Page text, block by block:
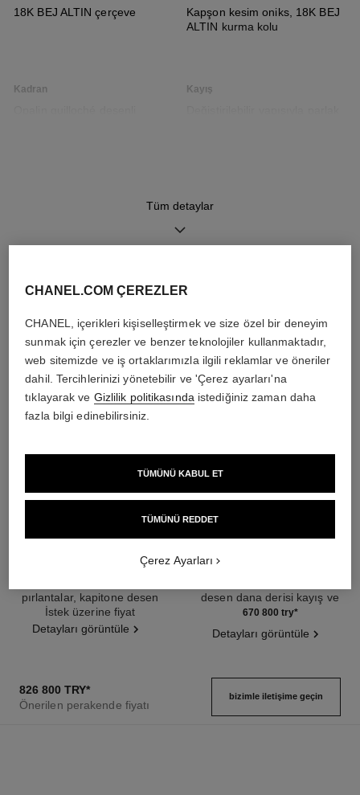
18K BEJ ALTIN çerçeve
Kapşon kesim oniks, 18K BEJ
ALTIN kurma kolu
Kadran Kayış
Özellikler
Bakım talimatları
Tüm detaylar
DAHA FAZLASINI KEŞFET
pırlantalar, kapitone desen
dana derisi kayış ve yedek
ikinci kayış
Ref. H6591İstek üzerine fiyat
Detayları görüntüle
desen dana derisi kayış ve
yedek ikinci kayış
Ref. H6587670 800 try*
Detayları görüntüle
826 800 TRY*
Önerilen perakende fiyatı
bizimle i̇letişime geçin
CHANEL.COM ÇEREZLER
CHANEL, içerikleri kişiselleştirmek ve size özel bir deneyim
sunmak için çerezler ve benzer teknolojiler kullanmaktadır,
web sitemizde ve iş ortaklarımızla ilgili reklamlar ve öneriler
dahil. Tercihlerinizi yönetebilir ve 'Çerez ayarları'na
tıklayarak ve Gizlilik politikasında istediğiniz zaman daha
fazla bilgi edinebilirsiniz.
TÜMÜNÜ REDDET
TÜMÜNÜ KABUL ET
Çerez Ayarları